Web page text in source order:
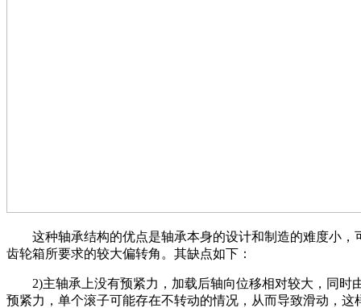
这种轴承结构的优点是轴承本身的设计和制造的难度小，
齿轮箱所要求的较大偏转角。其缺点如下：
2)主轴承上没有预紧力，加载后轴向位移相对较大，同时
预紧力，单个滚子可能存在不转动的情况，从而导致滑动，这